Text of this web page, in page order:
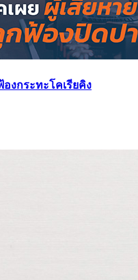
งกระทะโคเรียคิง